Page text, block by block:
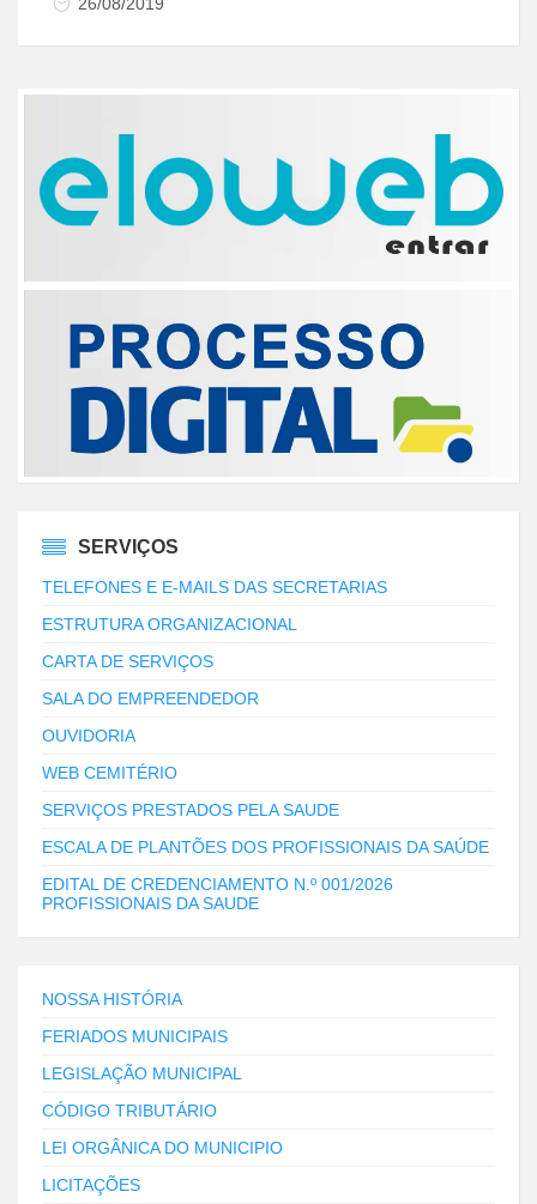
SERVIÇOS
TELEFONES E E-MAILS DAS SECRETARIAS
ESTRUTURA ORGANIZACIONAL
CARTA DE SERVIÇOS
SALA DO EMPREENDEDOR
OUVIDORIA
WEB CEMITÉRIO
SERVIÇOS PRESTADOS PELA SAUDE
ESCALA DE PLANTÕES DOS PROFISSIONAIS DA SAÚDE
EDITAL DE CREDENCIAMENTO N.º 001/2026
PROFISSIONAIS DA SAUDE
NOSSA HISTÓRIA
FERIADOS MUNICIPAIS
LEGISLAÇÃO MUNICIPAL
CÓDIGO TRIBUTÁRIO
LEI ORGÂNICA DO MUNICIPIO
LICITAÇÕES